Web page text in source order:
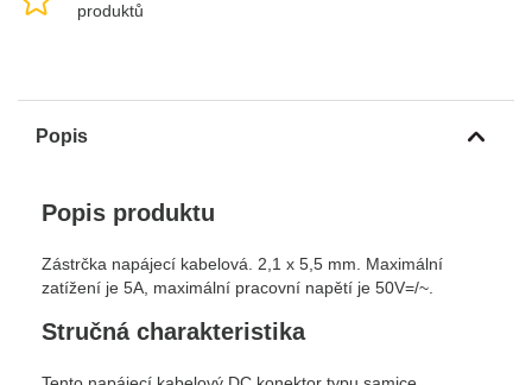
produktů
Popis
Popis produktu
Zástrčka napájecí kabelová. 2,1 x 5,5 mm. Maximální
zatížení je 5A, maximální pracovní napětí je 50V=/~.
Stručná charakteristika